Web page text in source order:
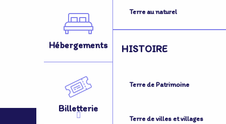
Terre au naturel
HISTOIRE
Terre de Patrimoine
Terre de villes et villages
Hébergements Activités
Billetterie